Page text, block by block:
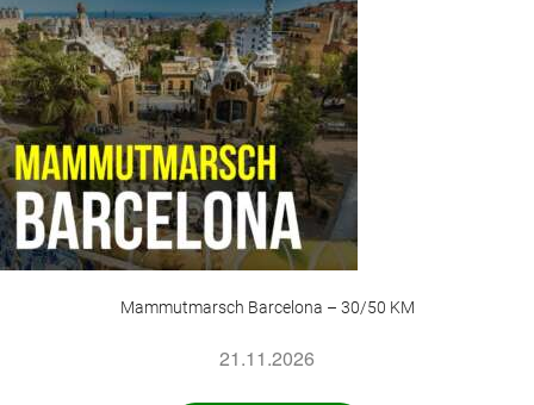
Mammutmarsch Barcelona – 30/50 KM
21.11.2026